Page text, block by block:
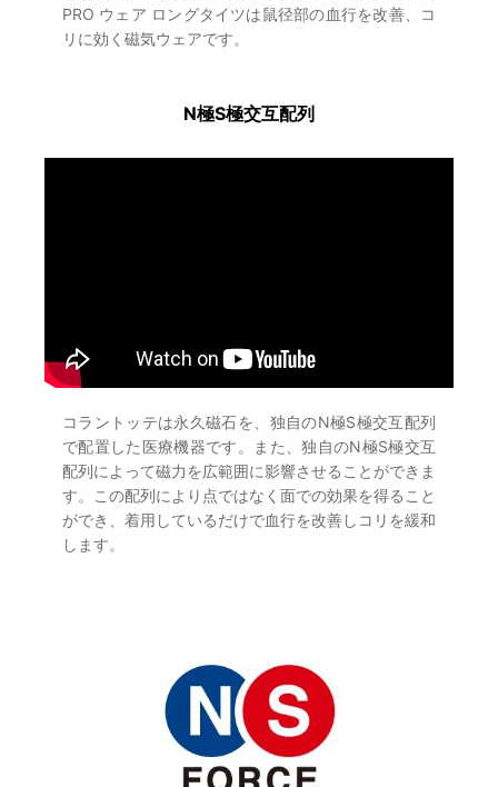
PRO ウェア ロングタイツは鼠径部の血行を改善、コ
リに効く磁気ウェアです。
N極S極交互配列
コラントッテは永久磁石を、独自のN極S極交互配列
で配置した医療機器です。また、独自のN極S極交互
配列によって磁力を広範囲に影響させることができま
す。この配列により点ではなく面での効果を得ること
ができ、着用しているだけで血行を改善しコリを緩和
します。